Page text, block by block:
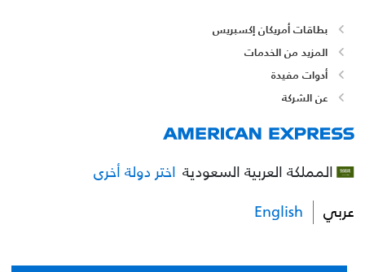
بطاقات أمريكان إكسبريس
المزيد من الخدمات
أدوات مفيدة
عن الشركة
المملكة العربية السعودية اختر دولة أخرى
عربي
English